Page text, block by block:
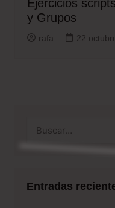
Ejercicios
y Grupos
rafa 22
Entradas